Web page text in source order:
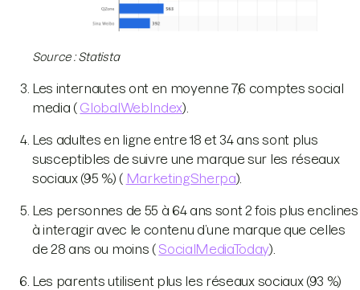
Source : Statista
Les internautes ont en moyenne 7,6 comptes social
media ( GlobalWebIndex).
Les adultes en ligne entre 18 et 34 ans sont plus
susceptibles de suivre une marque sur les réseaux
sociaux (95 %) ( MarketingSherpa).
Les personnes de 55 à 64 ans sont 2 fois plus enclines
à interagir avec le contenu d’une marque que celles
de 28 ans ou moins ( SocialMediaToday).
Les parents utilisent plus les réseaux sociaux (93 %)